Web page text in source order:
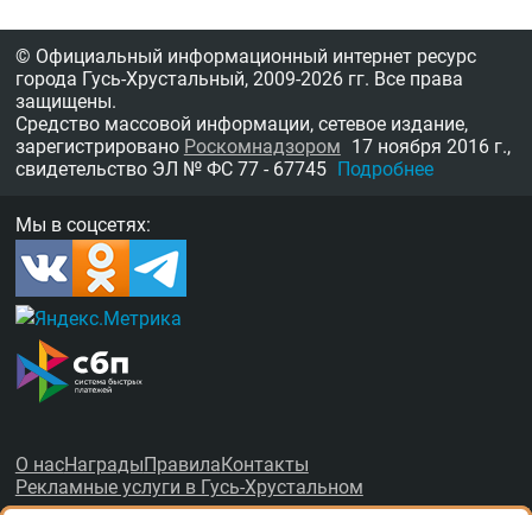
© Официальный информационный интернет ресурс
города Гусь-Хрустальный, 2009-2026 гг. Все права
защищены.
Средство массовой информации, сетевое издание,
зарегистрировано Роскомнадзором 17 ноября 2016 г.,
свидетельство ЭЛ № ФС 77 - 67745 Подробнее
Мы в соцсетях:
О насНаградыПравилаКонтакты
Рекламные услуги в Гусь-Хрустальном